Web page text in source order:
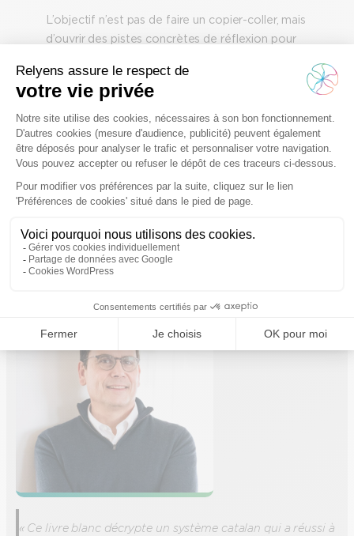
L’objectif n’est pas de faire un copier-coller, mais
d’ouvrir des pistes concrètes de réflexion pour
français.
Ouvrir des pistes concrètes de
réflexion
« Ce livre blanc décrypte un système catalan qui a réussi à